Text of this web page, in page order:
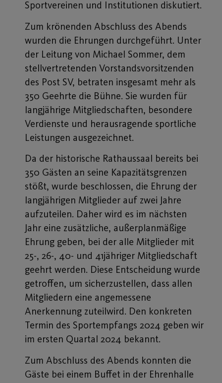
Sportvereinen und Institutionen diskutiert.
Zum krönenden Abschluss des Abends
wurden die Ehrungen durchgeführt. Unter
der Leitung von Michael Sommer, dem
stellvertretenden Vorstandsvorsitzenden
des Post SV, betraten insgesamt mehr als
350 Geehrte die Bühne. Sie wurden für
langjährige Mitgliedschaften, besondere
Verdienste und herausragende sportliche
Leistungen ausgezeichnet.
Da der historische Rathaussaal bereits bei
350 Gästen an seine Kapazitätsgrenzen
stößt, wurde beschlossen, die Ehrung der
langjährigen Mitglieder auf zwei Jahre
aufzuteilen. Daher wird es im nächsten
Jahr eine zusätzliche, außerplanmäßige
Ehrung geben, bei der alle Mitglieder mit
25-, 26-, 40- und 41jähriger Mitgliedschaft
geehrt werden. Diese Entscheidung wurde
getroffen, um sicherzustellen, dass allen
Mitgliedern eine angemessene
Anerkennung zuteilwird. Den konkreten
Termin des Sportempfangs 2024 geben wir
im ersten Quartal 2024 bekannt.
Zum Abschluss des Abends konnten die
Gäste bei einem Buffet in der Ehrenhalle